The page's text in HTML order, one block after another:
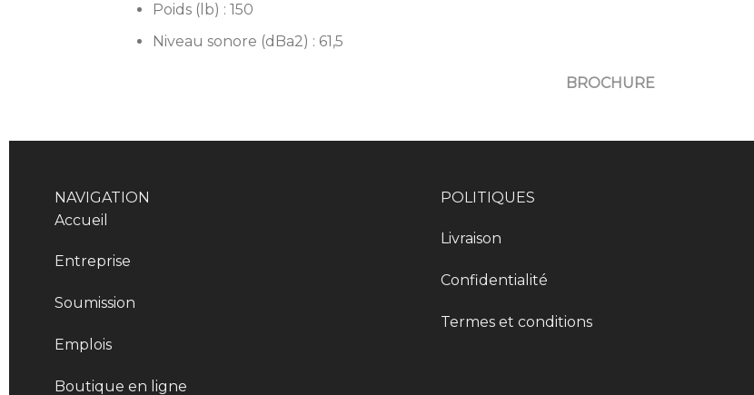
Poids (lb) : 150
Niveau sonore (dBa2) : 61,5
BROCHURE
NAVIGATION
Accueil
Entreprise
Soumission
Emplois
Boutique en ligne
POLITIQUES
Livraison
Confidentialité
Termes et conditions